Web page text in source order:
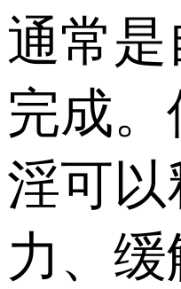
通常
完成
淫可以
力、缓